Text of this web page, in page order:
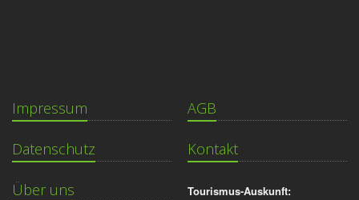
Impressum
Datenschutz
Über uns
AGB
Kontakt
Tourismus-Auskunft: